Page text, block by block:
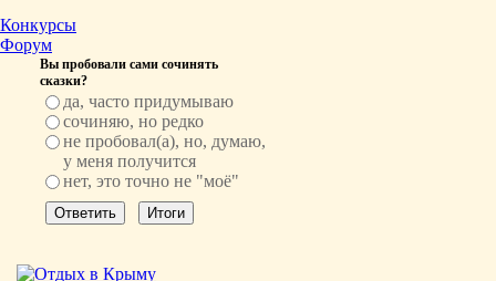
Конкурсы
Форум
Вы пробовали сами сочинять
сказки?
да, часто придумываю
сочиняю, но редко
не пробовал(а), но, думаю,
у меня получится
нет, это точно не "моё"